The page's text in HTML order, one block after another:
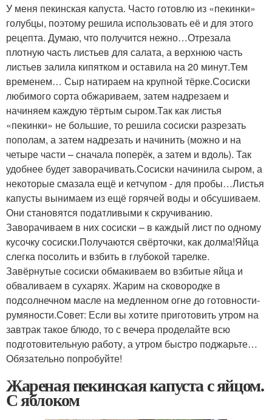
У меня пекинская капуста. Часто готовлю из «пекинки»
голубцы, поэтому решила использовать её и для этого
рецепта. Думаю, что получится нежно…Отрезала
плотную часть листьев для салата, а верхнюю часть
листьев залила кипятком и оставила на 20 минут.Тем
временем… Сыр натираем на крупной тёрке.Сосиски
любимого сорта обжариваем, затем надрезаем и
начиняем каждую тёртым сыром.Так как листья
«пекинки» не большие, то решила сосиски разрезать
пополам, а затем надрезать и начинить (можно и на
четыре части – сначала поперёк, а затем и вдоль). Так
удобнее будет заворачивать.Сосиски начинила сыром, а
некоторые смазала ещё и кетчупом - для пробы…Листья
капусты вынимаем из ещё горячей воды и обсушиваем.
Они становятся податливыми к скручиванию.
Заворачиваем в них сосиски – в каждый лист по одному
кусочку сосиски.Получаются свёрточки, как долма!Яйца
слегка посолить и взбить в глубокой тарелке.
Завёрнутые сосиски обмакиваем во взбитые яйца и
обваливаем в сухарях. Жарим на сковородке в
подсолнечном масле на медленном огне до готовности-
румяности.Совет: Если вы хотите приготовить утром на
завтрак такое блюдо, то с вечера проделайте всю
подготовительную работу, а утром быстро поджарьте…
Обязательно попробуйте!
Жареная пекинская капуста с яйцом.
С яблоком